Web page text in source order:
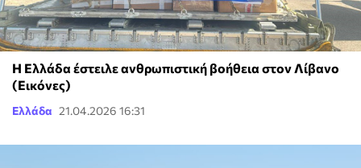
Η Ελλάδα έστειλε ανθρωπιστική βοήθεια στον Λίβανο
(Εικόνες)
Ελλάδα 21.04.2026 16:31